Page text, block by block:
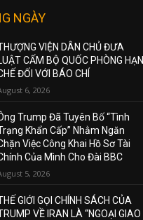
NGÀY
VIỆN DÂN CHỦ ĐƯA
CẤM BỘ QUỐC PHÒNG HẠN
ĐỐI VỚI BÁO CHÍ
6, 2026
Trump Đã Tuyên Bố “Tình
Khẩn Cấp” Nhằm Ngăn
Việc Công Khai Hồ Sơ Tài
Của Mình Cho Đài BBC
5, 2026
GIỚI GỌI CHÍNH SÁCH CỦA
VỀ IRAN LÀ “NGOẠI GIAO